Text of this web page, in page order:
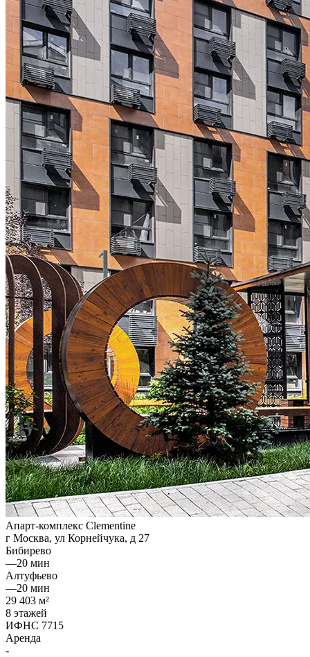
Апарт-комплекс Clementine
г Москва, ул Корнейчука, д 27
Бибирево
—20 мин
Алтуфьево
—20 мин
29 403 м²
8 этажей
ИФНС 7715
Аренда
-